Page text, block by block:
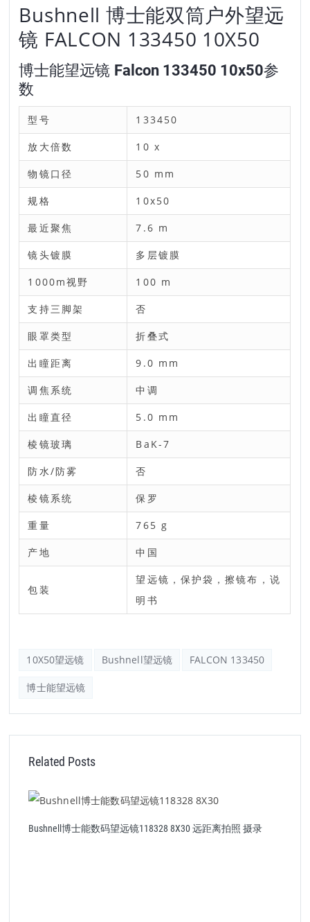
Bushnell 博士能双筒户外望远
镜 FALCON 133450 10X50
博士能望远镜 Falcon 133450 10x50参
数
型号 133450
放大倍数 10 x
物镜口径 50 mm
规格 10x50
最近聚焦 7.6 m
镜头镀膜 多层镀膜
1000m视野 100 m
支持三脚架 否
眼罩类型 折叠式
出瞳距离 9.0 mm
调焦系统 中调
出瞳直径 5.0 mm
棱镜玻璃 BaK-7
防水/防雾 否
棱镜系统 保罗
重量 765 g
产地 中国
包装
望远镜，保护袋，擦镜布，说
明书
10X50望远镜 Bushnell望远镜 FALCON 133450
博士能望远镜
Related Posts
Bushnell博士能数码望远镜118328 8X30 远距离拍照 摄录